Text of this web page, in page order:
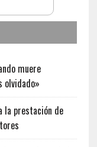
muere
olvidado»
la prestación de